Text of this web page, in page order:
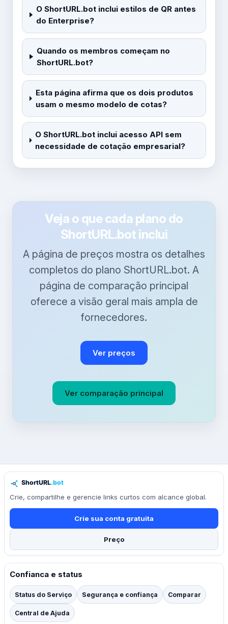
O ShortURL.bot inclui estilos de QR antes
do Enterprise?
Quando os membros começam no
ShortURL.bot?
Esta página afirma que os dois produtos
usam o mesmo modelo de cotas?
O ShortURL.bot inclui acesso API sem
necessidade de cotação empresarial?
Veja o que cada plano do
ShortURL.bot inclui
A página de preços mostra os detalhes
completos do plano ShortURL.bot. A
página de comparação principal
oferece a visão geral mais ampla de
fornecedores.
Ver preços
Ver comparação principal
Crie, compartilhe e gerencie links curtos com alcance global.
Crie sua conta gratuita
Preço
Confianca e status
Status do Serviço Segurança e confiança Comparar
Central de Ajuda